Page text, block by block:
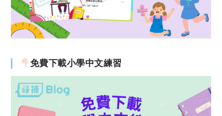
免費下載小學中文練習